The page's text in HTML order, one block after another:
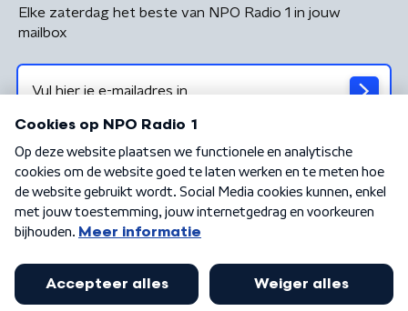
Elke zaterdag het beste van NPO Radio 1 in jouw
mailbox
Algemene voorwaarden